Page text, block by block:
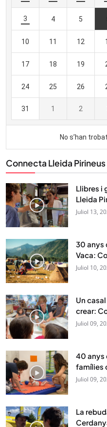
Connecta Lleida Pirineus
Llibres i
Lleida
Juliol 13,
30 anys
Vaca:
Juliol 10,
Un
crear:
Juliol 09,
40 anys
famílies
Juliol 09,
La